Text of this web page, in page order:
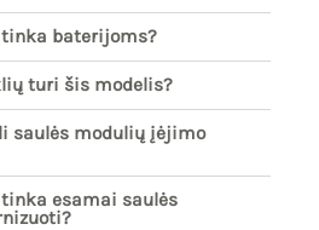
baterijoms?
turi šis modelis?
saulės modulių įėjimo
esamai saulės